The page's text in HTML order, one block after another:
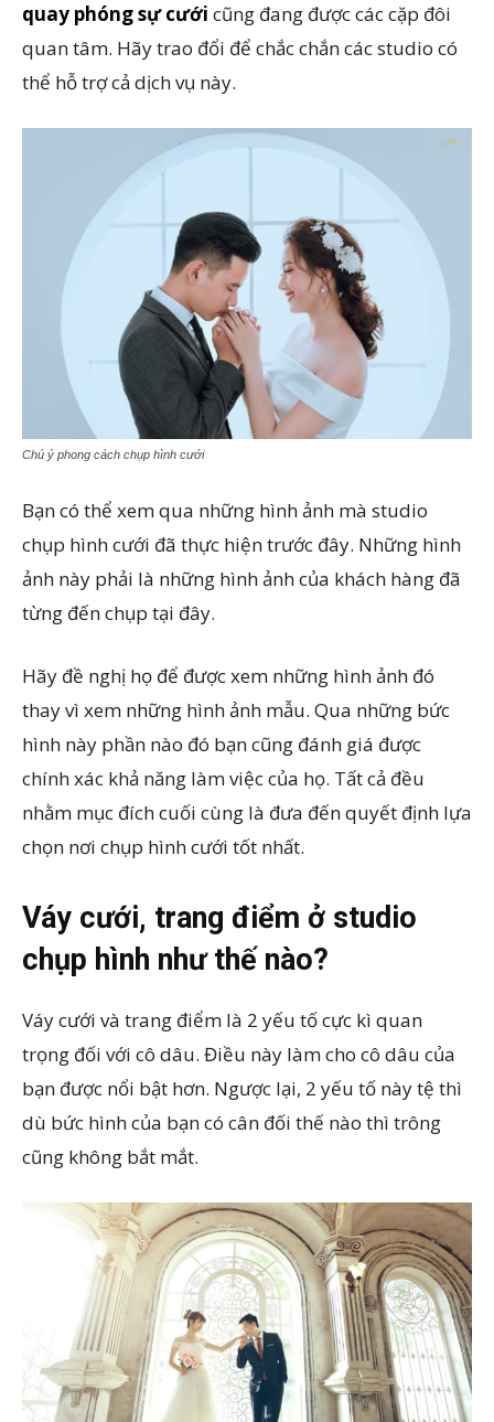
quay phóng sự cưới cũng đang được các cặp đôi
quan tâm. Hãy trao đổi để chắc chắn các studio có
thể hỗ trợ cả dịch vụ này.
Chú ý phong cách chụp hình cưới
Bạn có thể xem qua những hình ảnh mà studio
chụp hình cưới đã thực hiện trước đây. Những hình
ảnh này phải là những hình ảnh của khách hàng đã
từng đến chụp tại đây.
Hãy đề nghị họ để được xem những hình ảnh đó
thay vì xem những hình ảnh mẫu. Qua những bức
hình này phần nào đó bạn cũng đánh giá được
chính xác khả năng làm việc của họ. Tất cả đều
nhằm mục đích cuối cùng là đưa đến quyết định lựa
chọn nơi chụp hình cưới tốt nhất.
Váy cưới, trang điểm ở studio
chụp hình như thế nào?
Váy cưới và trang điểm là 2 yếu tố cực kì quan
trọng đối với cô dâu. Điều này làm cho cô dâu của
bạn được nổi bật hơn. Ngược lại, 2 yếu tố này tệ thì
dù bức hình của bạn có cân đối thế nào thì trông
cũng không bắt mắt.